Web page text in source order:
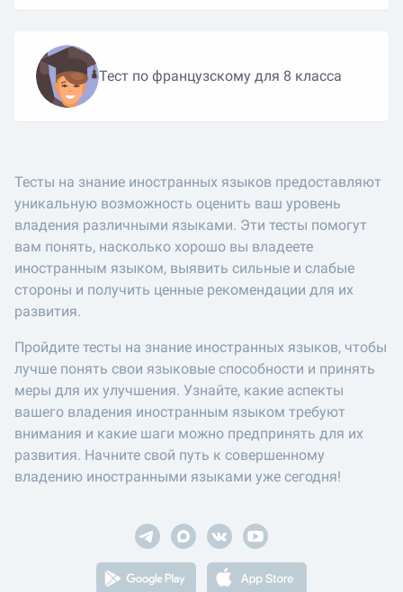
Тест по французскому для 8 класса
Тесты на знание иностранных языков предоставляют
уникальную возможность оценить ваш уровень
владения различными языками. Эти тесты помогут
вам понять, насколько хорошо вы владеете
иностранным языком, выявить сильные и слабые
стороны и получить ценные рекомендации для их
развития.
Пройдите тесты на знание иностранных языков, чтобы
лучше понять свои языковые способности и принять
меры для их улучшения. Узнайте, какие аспекты
вашего владения иностранным языком требуют
внимания и какие шаги можно предпринять для их
развития. Начните свой путь к совершенному
владению иностранными языками уже сегодня!